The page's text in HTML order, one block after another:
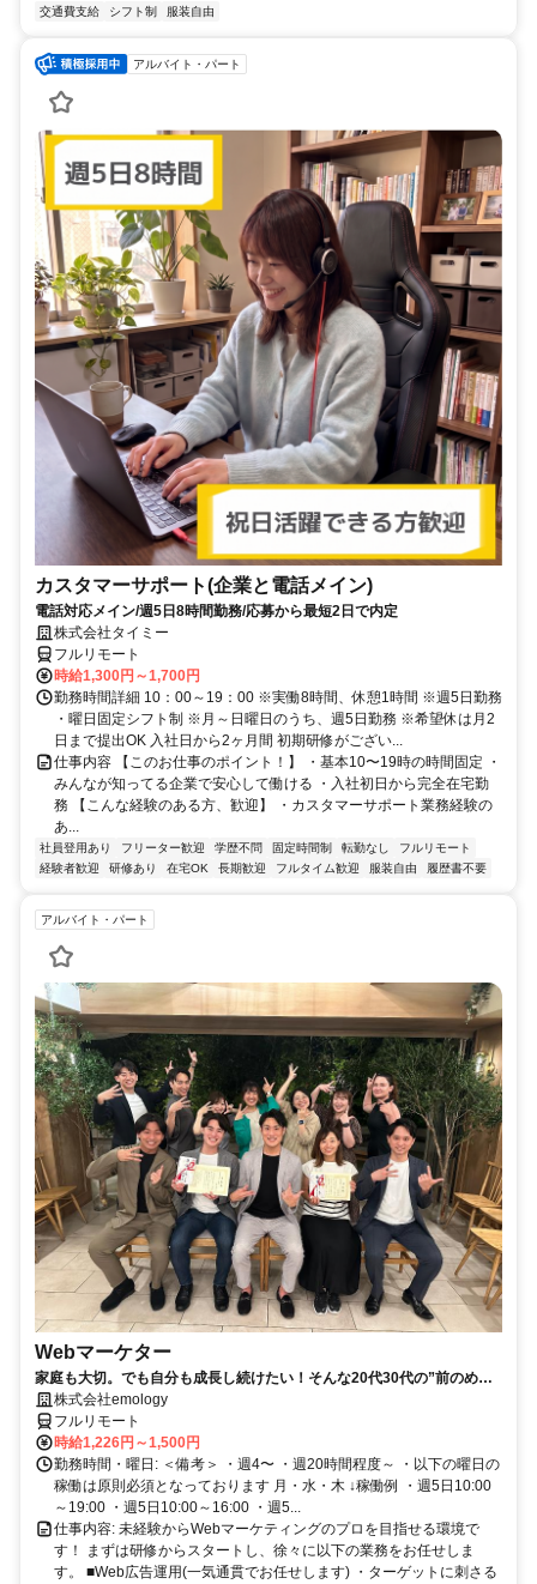
交通費支給 シフト制 服装自由
アルバイト・パート
カスタマーサポート(企業と電話メイン)
電話対応メイン/週5日8時間勤務/応募から最短2日で内定
株式会社タイミー
フルリモート
時給1,300円～1,700円
勤務時間詳細 10：00～19：00 ※実働8時間、休憩1時間 ※週5日勤務
・曜日固定シフト制 ※月～日曜日のうち、週5日勤務 ※希望休は月2
日まで提出OK 入社日から2ヶ月間 初期研修がござい...
仕事内容 【このお仕事のポイント！】 ・基本10〜19時の時間固定 ・
みんなが知ってる企業で安心して働ける ・入社初日から完全在宅勤
務 【こんな経験のある方、歓迎】 ・カスタマーサポート業務経験の
あ...
社員登用あり フリーター歓迎 学歴不問 固定時間制 転勤なし
フルリモート
経験者歓迎
研修あり 在宅OK 長期歓迎 フルタイム歓迎 服装自由 履歴書不要
アルバイト・パート
Webマーケター
家庭も大切。でも自分も成長し続けたい！そんな20代30代の”前のめ
り”なママさんたちがフルリモートで活躍中♪
株式会社emology
フルリモート
時給1,226円～1,500円
勤務時間・曜日: ＜備考＞ ・週4〜 ・週20時間程度～ ・以下の曜日の
稼働は原則必須となっております 月・水・木 ↓稼働例 ・週5日10:00
～19:00 ・週5日10:00～16:00 ・週5...
仕事内容: 未経験からWebマーケティングのプロを目指せる環境で
す！ まずは研修からスタートし、徐々に以下の業務をお任せしま
す。 ■Web広告運用(一気通貫でお任せします) ・ターゲットに刺さる